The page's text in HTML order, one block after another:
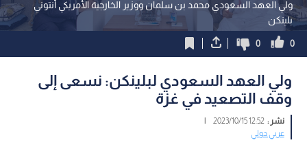
ولي العهد السعودي محمد بن سلمان ووزير الخارجية الأمريكي أنتوني
بلينكن
0
0
ولي العهد السعودي لبلينكن: نسعى إلى
وقف التصعيد في غزة
نشر :12:52 2023/10/15
|
عربي دولي